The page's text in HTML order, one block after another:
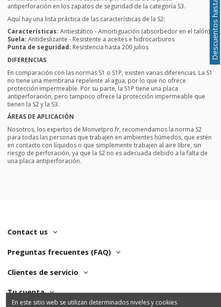
antiperforación en los zapatos de seguridad de la categoría S3.
Aquí hay una lista práctica de las características de la S2:
Características: Antiestático - Amortiguación (absorbedor en el talón)
Suela: Antideslizante - Resistente a aceites e hidrocarburos
Punta de seguridad: Resistencia hasta 200 julios
DIFERENCIAS
En comparación con las normas S1 o S1P, existen varias diferencias. La S1
no tiene una membrana repelente al agua, por lo que no ofrece
protección impermeable. Por su parte, la S1P tiene una placa
antiperforación, pero tampoco ofrece la protección impermeable que
tienen la S2 y la S3.
ÁREAS DE APLICACIÓN
Nosotros, los expertos de Monvetpro.fr, recomendamos la norma S2
para todas las personas que trabajen en ambientes húmedos, que estén
en contacto con líquidos o que simplemente trabajen al aire libre, sin
riesgo de perforación, ya que la S2 no es adecuada debido a la falta de
una placa antiperforación.
Contact us
Preguntas frecuentes (FAQ)
Clientes de servicio
Tu cuenta
En este sitio web se utilizan determinados niveles y cookies